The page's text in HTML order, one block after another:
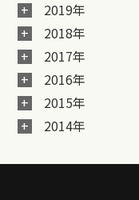
2019年
2018年
2017年
2016年
2015年
2014年